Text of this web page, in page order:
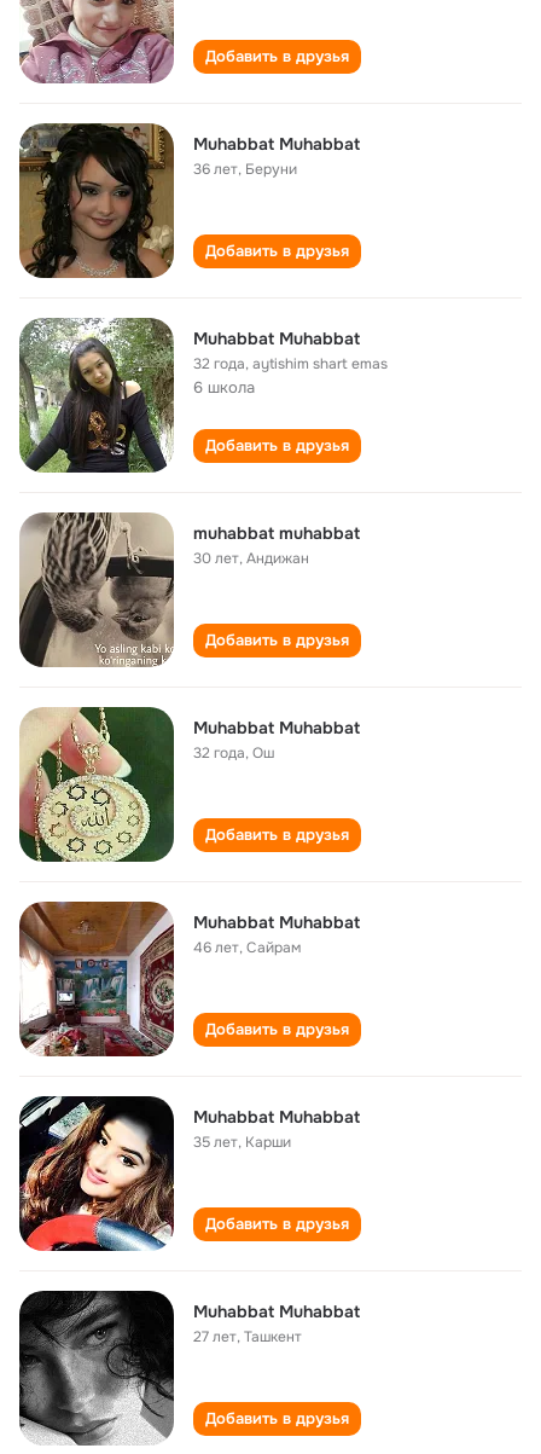
Добавить в друзья
Muhabbat Muhabbat
36 лет, Беруни
Добавить в друзья
Muhabbat Muhabbat
32 года,aytishim shart emas
6 школа
Добавить в друзья
muhabbat muhabbat
30 лет,Андижан
Добавить в друзья
Muhabbat Muhabbat
32 года,Ош
Добавить в друзья
Muhabbat Muhabbat
46 лет,Сайрам
Добавить в друзья
Muhabbat Muhabbat
35 лет, Карши
Добавить в друзья
Muhabbat Muhabbat
27 лет,Ташкент
Добавить в друзья